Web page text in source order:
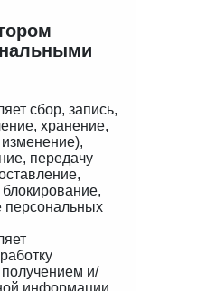
сбор, запись,
хранение,
передачу
персональных
и/